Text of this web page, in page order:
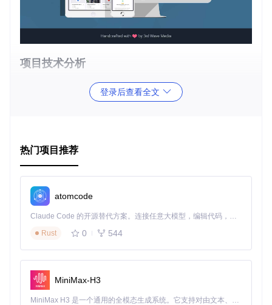
项目技术分析
基于Bootstrap 5
：Portal采用最新的Bootstrap框架，无需
依赖jQuery，这意味着更快的加载速度和更好的浏览器兼容
图标库：内置了FontAwesome和Bootstrap Icons，提供了
项目及技术应用场景
Portal适用于各类Web应用的后台管理系统，包括但不限于：
CRM系统
数据分析平台
电子商务后台
项目管理工具
以及任何需要用户友好且专业界面的Web应用程序
登录后查看全文
热门项目推荐
atomcode
Claude Code 的开源替代方案。连接任意大模型，编辑代码，运行命令，自动验证 — 全自动执行。用 Rust 构建，极致性能。 ｜ An open-source alternative to Claude Code. Connect any LLM, edit code, run commands, and verify changes — autonomously. Built in Rust for speed. Get Started
Rust
0 544
MiniMax-H3
MiniMax H3 是一个通用的全模态生成系统。它支持对由文本、图像、视频和音频组成的多模态上下文进行统一理解，并能生成分辨率高达 2K、时长可达 15 秒的带原生立体声音频的视频。得益于面向任务泛化的系统设计，H3 在预训练阶段就已具备广泛的多模态上下文理解与生成能力，能够出色地执行复杂的多模态指令。